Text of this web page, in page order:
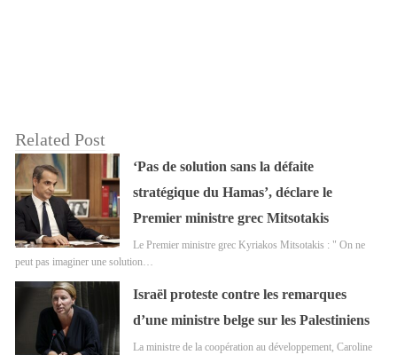
Related Post
‘Pas de solution sans la défaite
stratégique du Hamas’, déclare le
Premier ministre grec Mitsotakis
Le Premier ministre grec Kyriakos Mitsotakis : " On ne
peut pas imaginer une solution…
Israël proteste contre les remarques
d’une ministre belge sur les Palestiniens
La ministre de la coopération au développement, Caroline